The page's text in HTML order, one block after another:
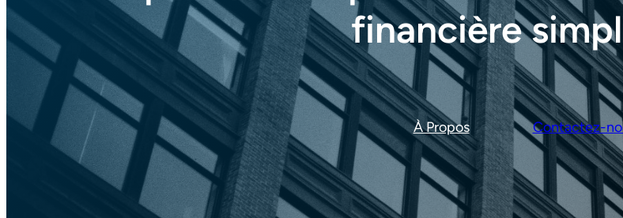
financière
À Propos Contactez-